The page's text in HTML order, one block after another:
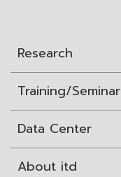
Research
Training/Seminar
Data Center
About itd